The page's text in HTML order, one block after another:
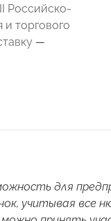
Российско-
торгового
—
для
учитывая все